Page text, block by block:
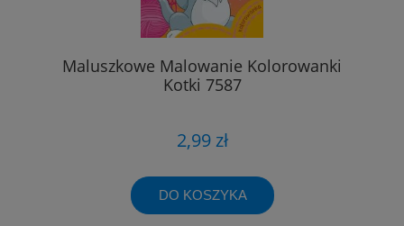
Maluszkowe Malowanie Kolorowanki
Kotki 7587
2,99 zł
DO KOSZYKA